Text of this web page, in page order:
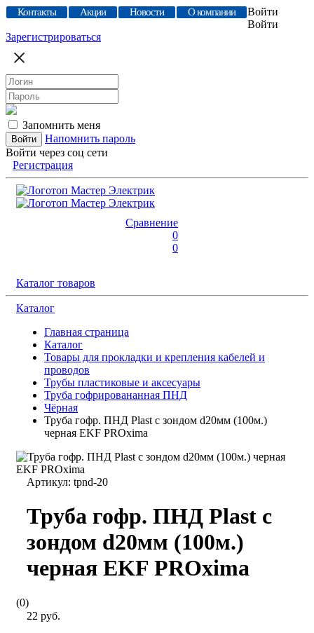
Контакты Акции Новости О компании
Войти
Войти
Зарегистрироваться
Запомнить меня
Напомнить пароль
Войти через соц сети
Регистрация
Сравнение
0
0
Каталог товаров
Каталог
Главная страница
Каталог
Товары для прокладки и крепления кабелей и
проводов
Трубы пластиковые и аксесуары
Труба гофрировананная ПНД
Чёрная
Труба гофр. ПНД Plast с зондом d20мм (100м.)
черная EKF PROxima
Артикул: tpnd-20
Труба гофр. ПНД Plast с
зондом d20мм (100м.)
черная EKF PROxima
(0)
22 руб.